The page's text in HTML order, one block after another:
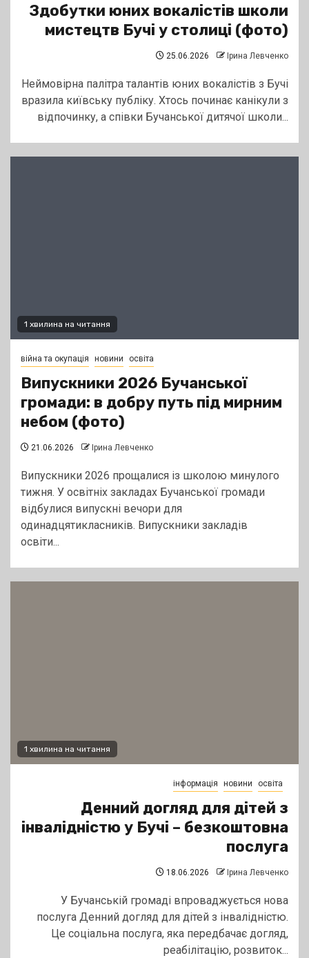
Здобутки юних вокалістів школи
мистецтв Бучі у столиці (фото)
25.06.2026 Ірина Левченко
Неймовірна палітра талантів юних вокалістів з Бучі
вразила київську публіку. Хтось починає канікули з
відпочинку, а співки Бучанської дитячої школи...
1 хвилина на читання
війна та окупація новини освіта
Випускники 2026 Бучанської
громади: в добру путь під мирним
небом (фото)
21.06.2026 Ірина Левченко
Випускники 2026 прощалися із школою минулого
тижня. У освітніх закладах Бучанської громади
відбулися випускні вечори для
одинадцятикласників. Випускники закладів
освіти...
1 хвилина на читання
інформація новини освіта
Денний догляд для дітей з
інвалідністю у Бучі – безкоштовна
послуга
18.06.2026 Ірина Левченко
У Бучанській громаді впроваджується нова
послуга Денний догляд для дітей з інвалідністю.
Це соціальна послуга, яка передбачає догляд,
реабілітацію, розвиток...